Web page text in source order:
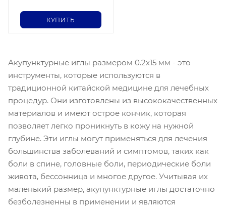
КУПИТЬ
Акупунктурные иглы размером 0.2х15 мм - это
инструменты, которые используются в
традиционной китайской медицине для лечебных
процедур. Они изготовлены из высококачественных
материалов и имеют острое кончик, которая
позволяет легко проникнуть в кожу на нужной
глубине. Эти иглы могут применяться для лечения
большинства заболеваний и симптомов, таких как
боли в спине, головные боли, периодические боли
живота, бессонница и многое другое. Учитывая их
маленький размер, акупунктурные иглы достаточно
безболезненны в применении и являются